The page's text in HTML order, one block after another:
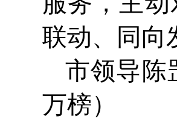
联动、同向
市领导陈
万榜）